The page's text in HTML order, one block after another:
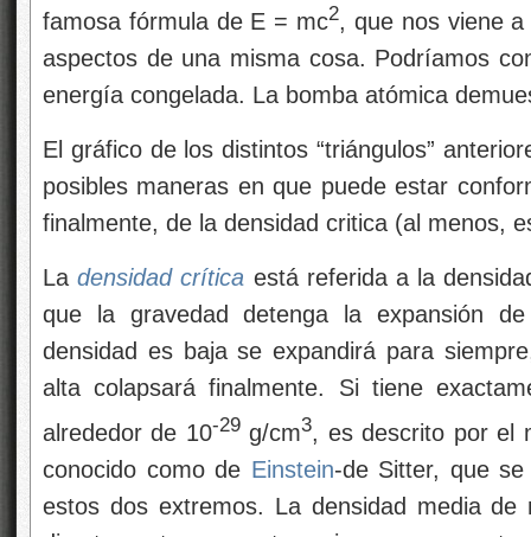
famosa fórmula de E = mc2, que nos viene
aspectos de una misma cosa. Podríamos
energía congelada. La bomba atómica
El gráfico de los distintos “triángulos”
posibles maneras en que puede estar
finalmente, de la densidad critica (al menos,
Ladensidad crítica está referida a la
que la gravedad detenga la expansión
densidad es baja se expandirá para
alta colapsará finalmente. Si tiene
alrededor de 10-29g/cm3, es descrito por el
conocido como de Einstein-de Sitter, que
estos dos extremos. La densidad media